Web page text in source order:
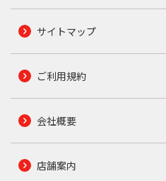
サイトマップ
ご利用規約
会社概要
店舗案内